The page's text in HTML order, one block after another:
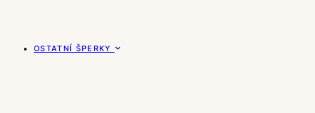
OSTATNÍ ŠPERKY